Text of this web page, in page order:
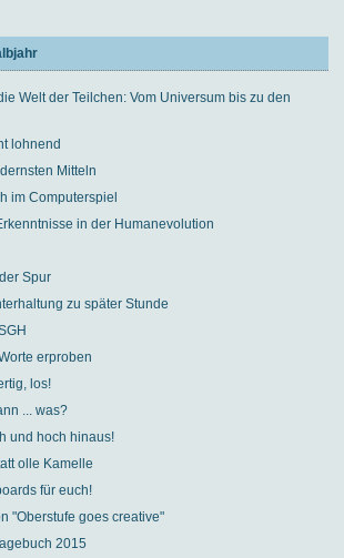
Welt der Teilchen: Vom Universum bis zu den
lohnend
Mitteln
im Computerspiel
in der Humanevolution
Spur
zu später Stunde
erproben
los!
... was?
und hoch hinaus!
olle Kamelle
für euch!
"Oberstufe goes creative"
2015